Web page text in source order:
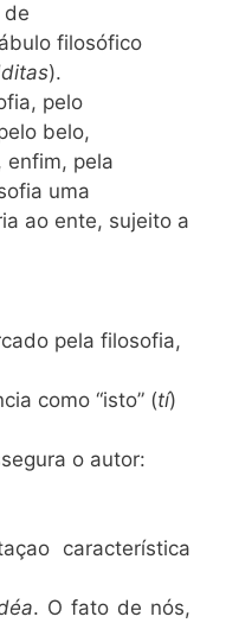
de
filosófico
).
pelo
belo,
enfim, pela
uma
ao ente, sujeito a
pela filosofia,
como “isto” (tí)
o autor:
característica
. O fato de nós,